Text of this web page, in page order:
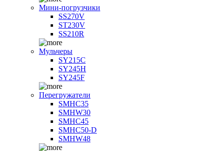
Мини-погрузчики
SS270V
ST230V
SS210R
Мульчеры
SY215C
SY245H
SY245F
Перегружатели
SMHC35
SMHW30
SMHC45
SMHC50-D
SMHW48